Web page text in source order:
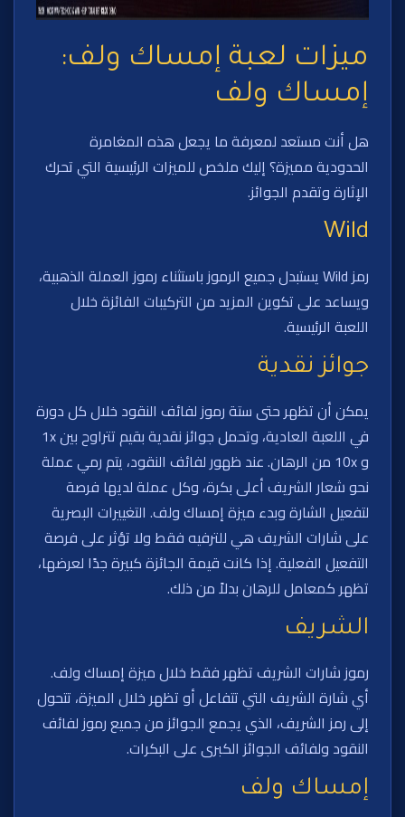
ميزات لعبة إمساك ولف:
إمساك ولف
هل أنت مستعد لمعرفة ما يجعل هذه المغامرة
الحدودية مميزة؟ إليك ملخص للميزات الرئيسية التي تحرك
الإثارة وتقدم الجوائز.
Wild
رمز Wild يستبدل جميع الرموز باستثناء رموز العملة الذهبية،
ويساعد على تكوين المزيد من التركيبات الفائزة خلال
اللعبة الرئيسية.
جوائز نقدية
يمكن أن تظهر حتى ستة رموز لفائف النقود خلال كل دورة
في اللعبة العادية، وتحمل جوائز نقدية بقيم تتراوح بين 1x
و 10x من الرهان. عند ظهور لفائف النقود، يتم رمي عملة
نحو شعار الشريف أعلى بكرة، وكل عملة لديها فرصة
لتفعيل الشارة وبدء ميزة إمساك ولف. التغييرات البصرية
على شارات الشريف هي للترفيه فقط ولا تؤثر على فرصة
التفعيل الفعلية. إذا كانت قيمة الجائزة كبيرة جدًا لعرضها،
تظهر كمعامل للرهان بدلاً من ذلك.
الشريف
رموز شارات الشريف تظهر فقط خلال ميزة إمساك ولف.
أي شارة الشريف التي تتفاعل أو تظهر خلال الميزة، تتحول
إلى رمز الشريف، الذي يجمع الجوائز من جميع رموز لفائف
النقود ولفائف الجوائز الكبرى على البكرات.
إمساك ولف